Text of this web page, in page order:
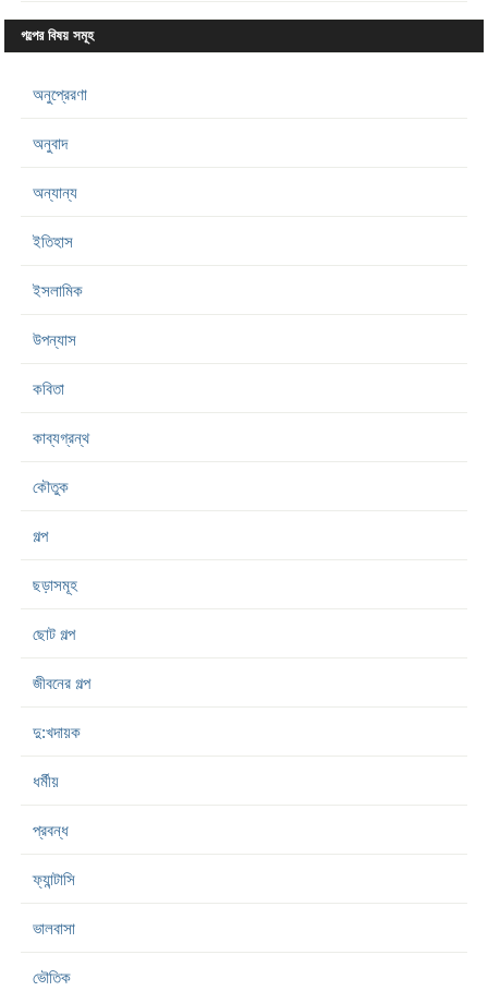
গল্পের বিষয় সমূহ
অনুপ্রেরণা
অনুবাদ
অন্যান্য
ইতিহাস
ইসলামিক
উপন্যাস
কবিতা
কাব্যগ্রন্থ
কৌতুক
গল্প
ছড়াসমূহ
ছোট গল্প
জীবনের গল্প
দু:খদায়ক
ধর্মীয়
প্রবন্ধ
ফ্যান্টাসি
ভালবাসা
ভৌতিক